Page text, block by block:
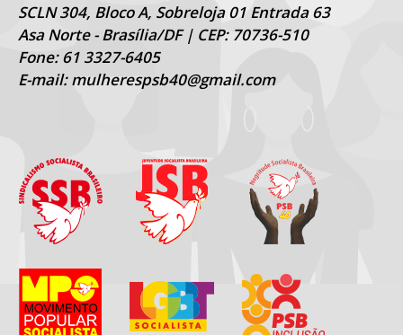
SCLN 304, Bloco A, Sobreloja 01 Entrada 63
Asa Norte - Brasília/DF | CEP: 70736-510
Fone: 61 3327-6405
E-mail: mulherespsb40@gmail.com